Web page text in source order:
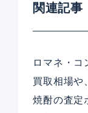
関連記事
ロマネ・コ
買取相場や
焼酎の査定